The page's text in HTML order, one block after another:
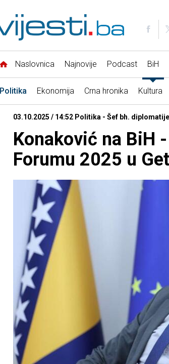
Naslovnica Najnovije Podcast BiH
Politika Ekonomija Crna hronika Kultura
03.10.2025 / 14:52 Politika - Šef bh. diplomatije
Konaković na BiH
Forumu 2025 u